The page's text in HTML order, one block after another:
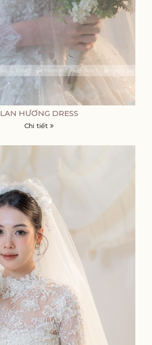
LAN HƯƠNG DRESS
Chi tiết